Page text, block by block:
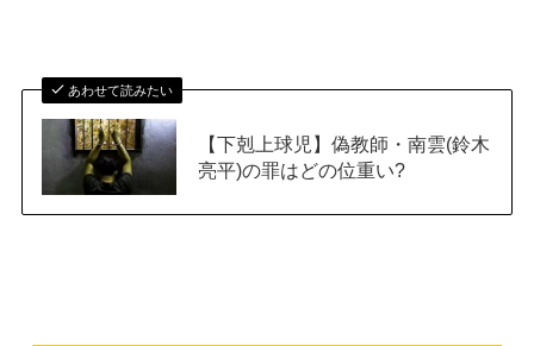
あわせて読みたい
【下剋上球児】偽教師・南雲(鈴木
亮平)の罪はどの位重い?